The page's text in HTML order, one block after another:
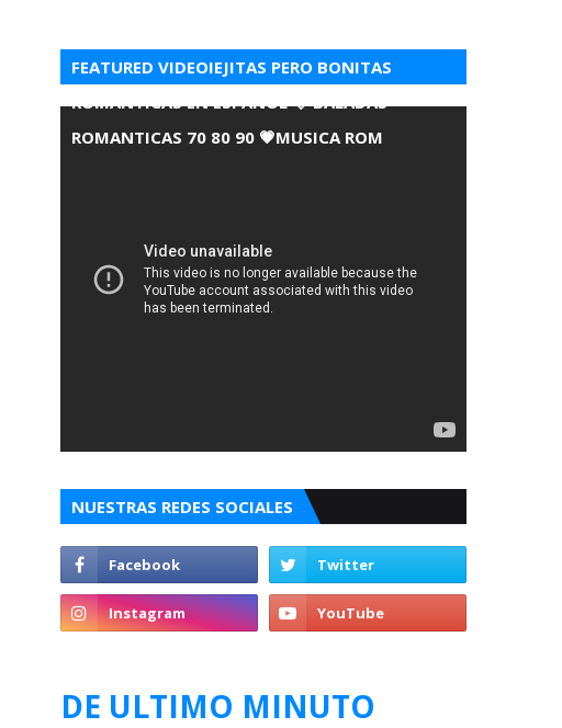
FEATURED VIDEOIEJITAS PERO BONITAS
ROMANTICAS EN ESPANOL 💘 BALADAS
ROMANTICAS 70 80 90 💗MUSICA ROM
NUESTRAS REDES SOCIALES
DE ULTIMO MINUTO